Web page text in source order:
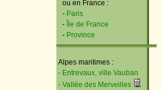
ou en France :
- Paris
-
Île de France
- Province
Alpes maritimes :
- Entrevaux, ville Vauban
- Vallée des Merveilles